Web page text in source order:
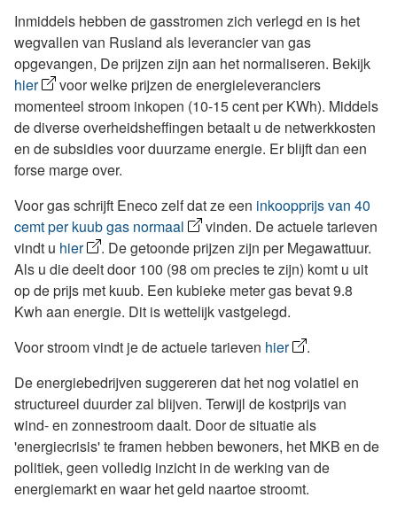
Inmiddels hebben de gasstromen zich verlegd en is het
wegvallen van Rusland als leverancier van gas
opgevangen, De prijzen zijn aan het normaliseren. Bekijk
hier
voor welke prijzen de energieleveranciers
momenteel stroom inkopen (10-15 cent per KWh). Middels
de diverse overheidsheffingen betaalt u de netwerkkosten
en de subsidies voor duurzame energie. Er blijft dan een
forse marge over.
Voor gas schrijft Eneco zelf dat ze een inkoopprijs van 40
cemt per kuub gas normaal
vinden. De actuele tarieven
vindt u hier
. De getoonde prijzen zijn per Megawattuur.
Als u die deelt door 100 (98 om precies te zijn) komt u uit
op de prijs met kuub. Een kubieke meter gas bevat 9.8
Kwh aan energie. Dit is wettelijk vastgelegd.
Voor stroom vindt je de actuele tarieven hier
.
De energiebedrijven suggereren dat het nog volatiel en
structureel duurder zal blijven. Terwijl de kostprijs van
wind- en zonnestroom daalt. Door de situatie als
'energiecrisis' te framen hebben bewoners, het MKB en de
politiek, geen volledig inzicht in de werking van de
energiemarkt en waar het geld naartoe stroomt.